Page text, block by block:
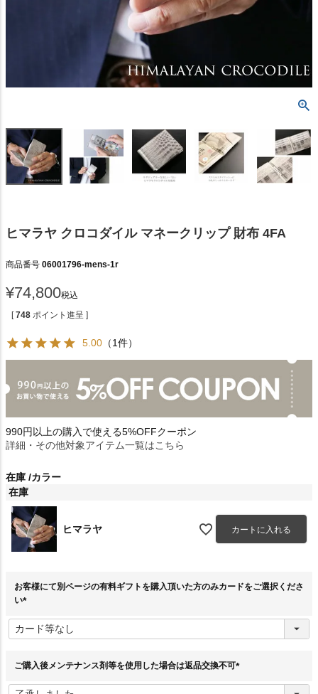
ヒマラヤ クロコダイル マネークリップ 財布 4FA
商品番号 06001796-mens-1r
¥74,800税込
[ 748 ポイント進呈 ]
5.00 （1件）
990円以上の購入で使える5%OFFクーポン
詳細・その他対象アイテム一覧はこちら
在庫 カラー
在庫
ヒマラヤ カートに入れる
お客様にて別ページの有料ギフトを購入頂いた方のみカードをご選択くださ
い
必
須
ご購入後メンテナンス剤等を使用した場合は返品交換不可